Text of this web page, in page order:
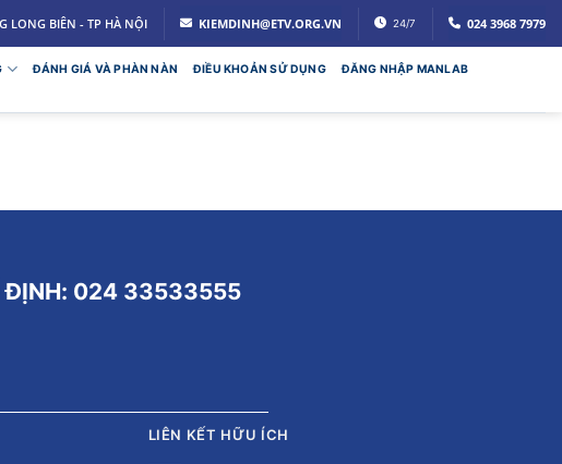
LONG BIÊN - TP HÀ NỘI KIEMDINH@ETV.ORG.VN 24/7 024 3968 7979
ĐÁNH GIÁ VÀ PHÀN NÀN ĐIỀU KHOẢN SỬ DỤNG ĐĂNG NHẬP MANLAB
024 33533555
LIÊN KẾT HỮU ÍCH